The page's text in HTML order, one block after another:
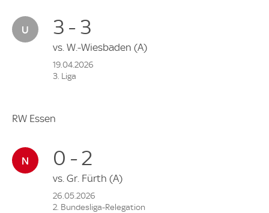
3 - 3
vs. W.-Wiesbaden (A)
19.04.2026
3. Liga
RW Essen
0 - 2
vs. Gr. Fürth (A)
26.05.2026
2. Bundesliga-Relegation